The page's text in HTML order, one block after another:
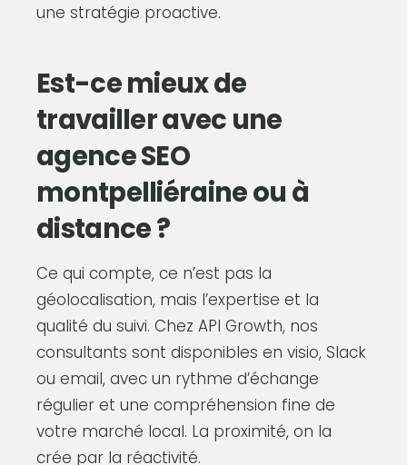
une stratégie proactive.
Est-ce mieux de
travailler avec une
agence SEO
montpelliéraine ou à
distance ?
Ce qui compte, ce n’est pas la
géolocalisation, mais l’expertise et la
qualité du suivi. Chez API Growth, nos
consultants sont disponibles en visio, Slack
ou email, avec un rythme d’échange
régulier et une compréhension fine de
votre marché local. La proximité, on la
crée par la réactivité.